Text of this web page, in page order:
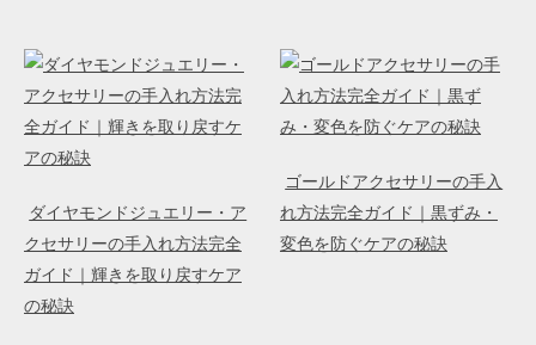
ダイヤモンドジュエリー・ア
クセサリーの手入れ方法完全
ガイド｜輝きを取り戻すケア
の秘訣
ゴールドアクセサリーの手入
れ方法完全ガイド｜黒ずみ・
変色を防ぐケアの秘訣